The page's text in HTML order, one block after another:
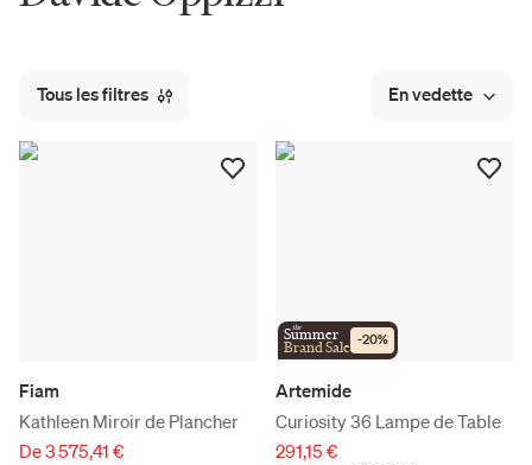
Tous les filtres En vedette
Fiam
Kathleen Miroir de Plancher
De 3 575,41 €
the
Summer
Brand Sale -20%
Artemide
Curiosity 36 Lampe de Table
291,15 €